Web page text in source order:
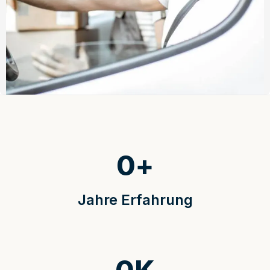
Jahre Erfahrung
0+